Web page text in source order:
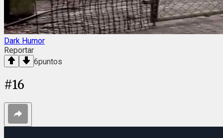
Dark Humor
Reportar
6puntos
#16